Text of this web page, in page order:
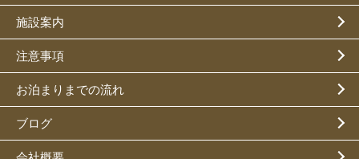
施設案内
注意事項
お泊まりまでの流れ
ブログ